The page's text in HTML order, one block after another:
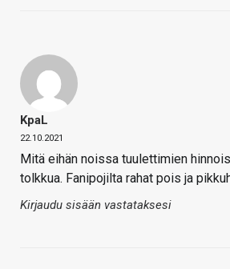
KpaL
22.10.2021
Mitä eihän noissa tuulettimien
tolkkua. Fanipojilta rahat pois ja
Kirjaudu sisään vastataksesi